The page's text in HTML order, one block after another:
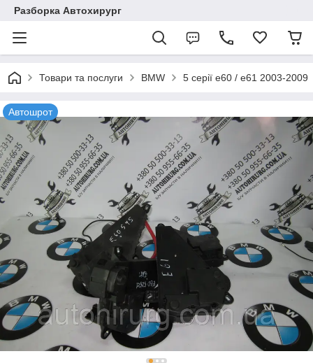
Разборка Автохирург
Товари та послуги BMW 5 серії e60 / e61 2003-2009
Автошрот